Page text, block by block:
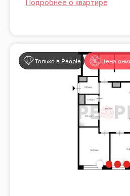
Только в People Цена